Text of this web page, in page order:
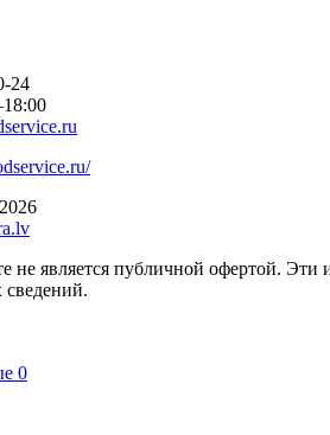
24
2026
не является публичной офертой.
сведений.
0